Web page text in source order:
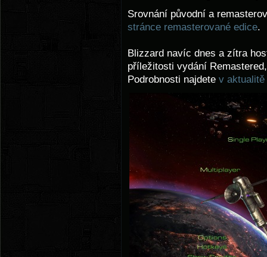
Srovnání původní a
stránce remasterované edice.
Blizzard navíc dnes a zítra
příležitosti vydání
Podrobnosti najdete v aktualitě